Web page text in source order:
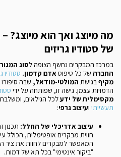
מה מיוצג ואך הוא מיוצג?
של סטודיו גריזים
במרכז המבקרים נחשף הצופה לסוג
החברה של כל טיפוס אדם קדמון. סטודיו
מקיף בגישת המולטי-מודאל, שבה
הדמויות עצמן. גישה זו, שפותחה על ידי
מקסימלית של ידעלכל הגילאים,
תעשייתי ועיצוב גרפי:
עיצוב אדריכלי של החלל: תכנון
חווית מבקרים אופטימלית, הכולל
המאפשר למבקרים לחוות את ציר
"ביקור אינטימי" בכל תא של דמות.